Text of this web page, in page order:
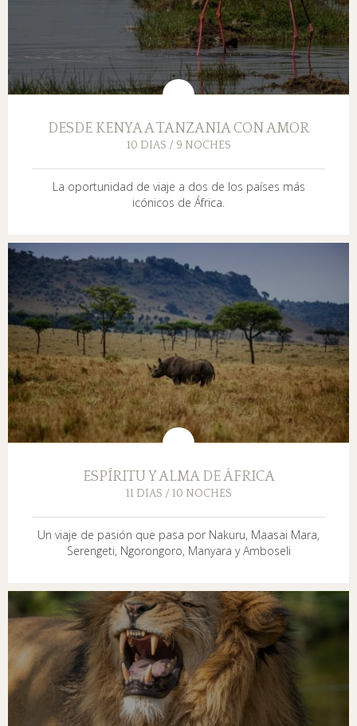
DESDE KENYA A TANZANIA CON AMOR
10 DIAS / 9 NOCHES
La oportunidad de viaje a dos de los países más
icónicos de África.
ESPÍRITU Y ALMA DE ÁFRICA
11 DIAS / 10 NOCHES
Un viaje de pasión que pasa por Nakuru, Maasai Mara,
Serengeti, Ngorongoro, Manyara y Amboseli